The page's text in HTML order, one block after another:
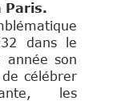
Paris.
dans le
son
célébrer
les